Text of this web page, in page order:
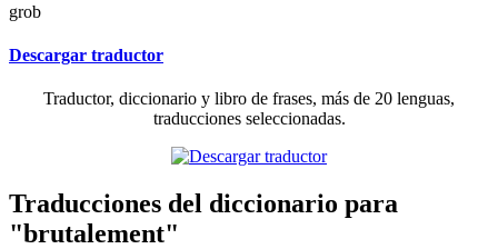
grob
Descargar traductor
Traductor, diccionario y libro de frases, más de 20 lenguas,
traducciones seleccionadas.
Traducciones del diccionario para
"brutalement"